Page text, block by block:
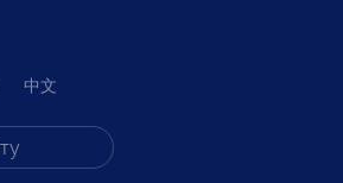
中文